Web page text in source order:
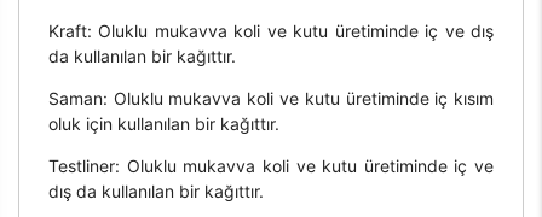
Kraft: Oluklu mukavva koli ve kutu üretiminde iç ve dış
da kullanılan bir kağıttır.
Saman: Oluklu mukavva koli ve kutu üretiminde iç kısım
oluk için kullanılan bir kağıttır.
Testliner: Oluklu mukavva koli ve kutu üretiminde iç ve
dış da kullanılan bir kağıttır.